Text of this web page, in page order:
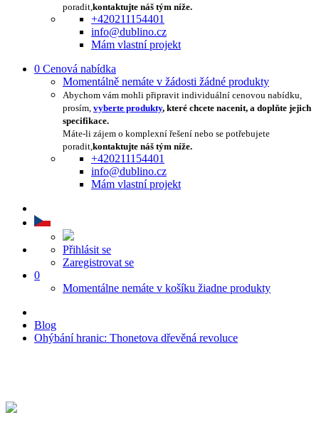
poradit,kontaktujte náš tým níže.
+420211154401
info@dublino.cz
Mám vlastní projekt
0 Cenová nabídka
Momentálně nemáte v žádosti žádné produkty
Abychom vám mohli připravit individuální cenovou nabídku,
prosím, vyberte produkty, které chcete nacenit, a doplňte jejich
specifikace.
Máte-li zájem o komplexní řešení nebo se potřebujete
poradit,kontaktujte náš tým níže.
+420211154401
info@dublino.cz
Mám vlastní projekt
Přihlásit se
Zaregistrovat se
0
Momentálne nemáte v košíku žiadne produkty
Blog
Ohýbání hranic: Thonetova dřevěná revoluce